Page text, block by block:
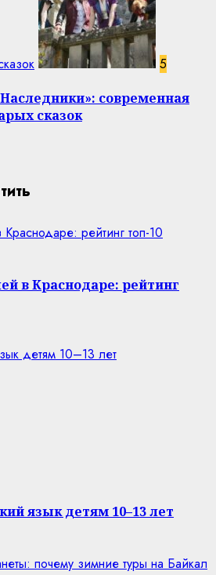
5
современная
сказок
рейтинг топ-10
в Краснодаре: рейтинг
детям 10–13 лет
язык детям 10–13 лет
почему зимние туры на Байкал